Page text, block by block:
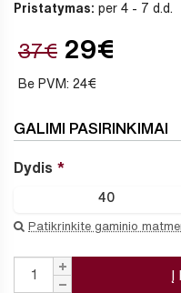
Pristatymas: per 4 - 7 d.d.
37€ 29€
Be PVM: 24€
GALIMI PASIRINKIMAI
Dydis
40
Patikrinkite gaminio
Į